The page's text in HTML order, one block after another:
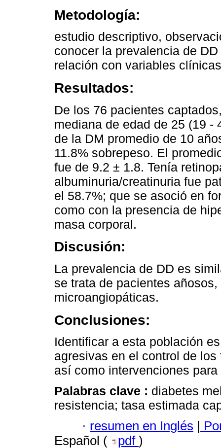
Metodología:
estudio descriptivo,
conocer la prevalencia de
relación con variables
Resultados:
De los 76 pacientes
mediana de edad de 25 (19 -
de la DM promedio de 10
11.8% sobrepeso. El
fue de 9.2 ± 1.8. Tenía
albuminuria/creatinuria fue
el 58.7%; que se asoció en
como con la presencia de
masa corporal.
Discusión:
La prevalencia de DD es
se trata de pacientes
microangiopáticas.
Conclusiones:
Identificar a esta población
agresivas en el control de
así como intervenciones
Palabras clave : diabetes
resistencia; tasa estimada
· resumen en Inglés
Español (
pdf )